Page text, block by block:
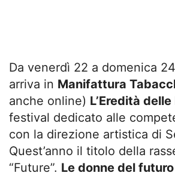
Da venerdì 22 a domenica
arriva in Manifattura
anche online) L’Eredità
festival dedicato alle
con la direzione artistica di
Quest’anno il titolo della
“Future”. Le donne del